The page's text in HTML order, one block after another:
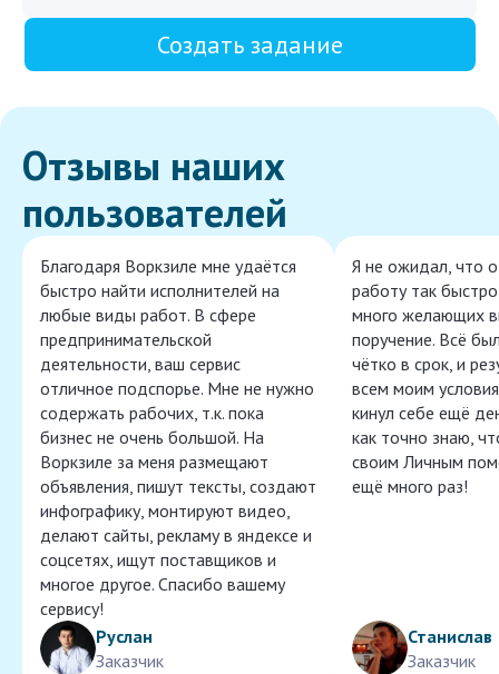
Создать задание
Отзывы наших
пользователей
Благодаря Воркзиле мне удаётся
быстро найти исполнителей на
любые виды работ. В сфере
предпринимательской
деятельности, ваш сервис
отличное подспорье. Мне не нужно
содержать рабочих, т.к. пока
бизнес не очень большой. На
Воркзиле за меня размещают
объявления, пишут тексты, создают
инфографику, монтируют видео,
делают сайты, рекламу в яндексе и
соцсетях, ищут поставщиков и
многое другое. Спасибо вашему
сервису!
Руслан
Заказчик
Я не ожидал, что
работу так
много желающих
поручение. Всё
чётко в срок, и
всем моим
кинул себе ещё
как точно знаю,
своим Личным
ещё много раз!
Станислав
Заказчик